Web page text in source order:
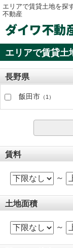
エリアで賃貸土地を探
不動産
ダイワ不動
エリアで賃貸土
長野県
飯田市 （1）
賃料
～
土地面積
～